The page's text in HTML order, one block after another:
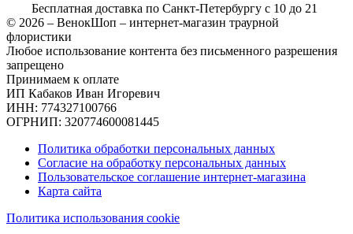
Бесплатная доставка по Санкт-Петербургу с 10 до 21
© 2026 – ВенокШоп – интернет-магазин траурной
флористики
Любое использование контента без письменного разрешения
запрещено
Принимаем к оплате
ИП Кабаков Иван Игоревич
ИНН: 774327100766
ОГРНИП: 320774600081445
Политика обработки персональных данных
Согласие на обработку персональных данных
Пользовательское соглашение интернет-магазина
Карта сайта
Политика использования cookie